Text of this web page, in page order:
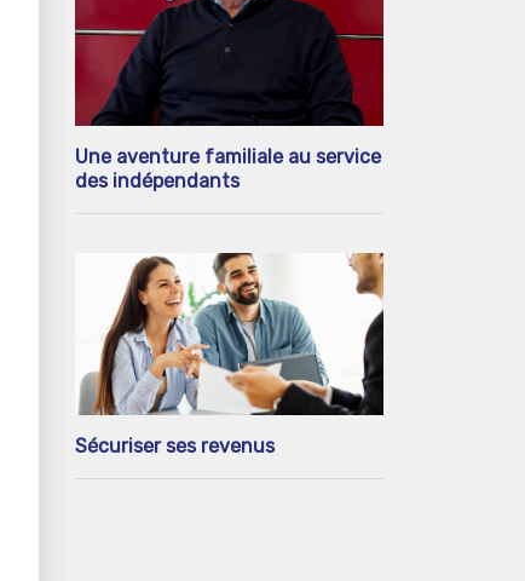
Une aventure familiale au service
des indépendants
Sécuriser ses revenus